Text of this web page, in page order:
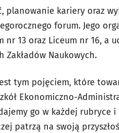
planowanie kariery oraz
forum. Jego
nr 13 oraz Liceum nr 16, a
Zakładów Naukowych.
tym pojęciem, które
Ekonomiczno-
go w każdej
patrzą na swoją